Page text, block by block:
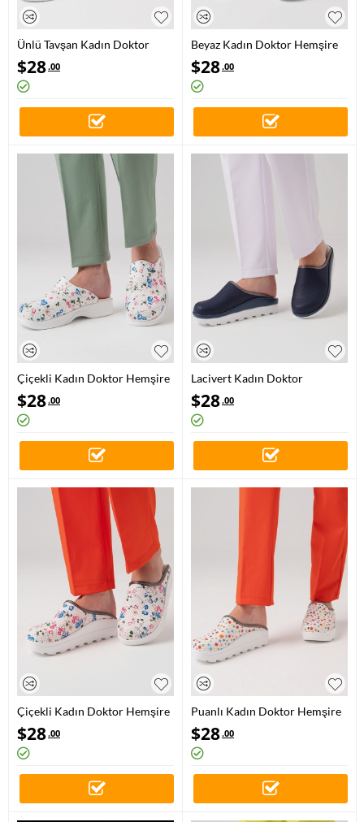
Ünlü Tavşan Kadın Doktor
Hemşire Medikal Klasik Greys
Life Sabo Terlik
$28.00
Beyaz Kadın Doktor Hemşire
Medikal Klasik Delikli Sabo
Terlik
$28.00
Çiçekli Kadın Doktor Hemşire
Medikal Klasik Delikli Sabo
Terlik
$28.00
Lacivert Kadın Doktor
Hemşire Medikal Fit Vivacolor
Sabo Terlik
$28.00
Çiçekli Kadın Doktor Hemşire
Medikal Fit Vivacolor Sabo
Terlik
$28.00
Puanlı Kadın Doktor Hemşire
Medikal Fit Vivacolor Sabo
Terlik
$28.00